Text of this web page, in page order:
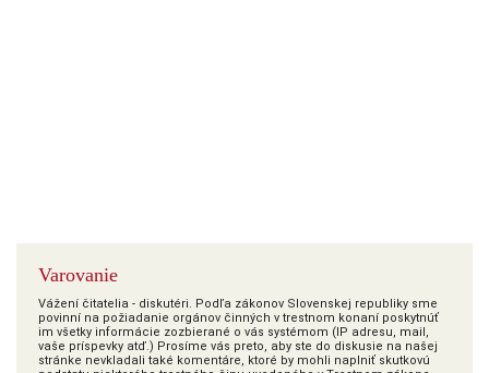
Varovanie
Vážení čitatelia - diskutéri. Podľa zákonov Slovenskej republiky sme
povinní na požiadanie orgánov činných v trestnom konaní poskytnúť
im všetky informácie zozbierané o vás systémom (IP adresu, mail,
vaše príspevky atď.) Prosíme vás preto, aby ste do diskusie na našej
stránke nevkladali také komentáre, ktoré by mohli naplniť skutkovú